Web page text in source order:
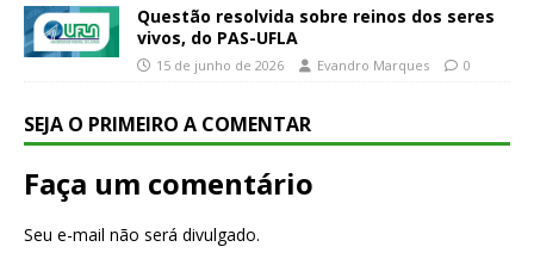
Questão resolvida sobre reinos dos seres
vivos, do PAS-UFLA
15 de junho de 2026 Evandro Marques 0
SEJA O PRIMEIRO A COMENTAR
Faça um comentário
Seu e-mail não será divulgado.